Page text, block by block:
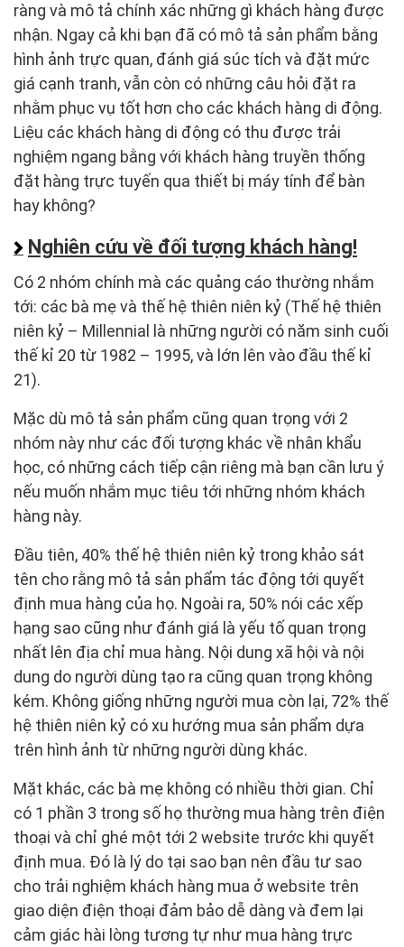
ràng và mô tả chính xác những gì khách hàng được
nhận. Ngay cả khi bạn đã có mô tả sản phẩm bằng
hình ảnh trực quan, đánh giá súc tích và đặt mức
giá cạnh tranh, vẫn còn có những câu hỏi đặt ra
nhằm phục vụ tốt hơn cho các khách hàng di động.
Liệu các khách hàng di động có thu được trải
nghiệm ngang bằng với khách hàng truyền thống
đặt hàng trực tuyến qua thiết bị máy tính để bàn
hay không?
Nghiên cứu về đối tượng khách hàng!
Có 2 nhóm chính mà các quảng cáo thường nhắm
tới: các bà mẹ và thế hệ thiên niên kỷ (Thế hệ thiên
niên kỷ – Millennial là những người có năm sinh cuối
thế kỉ 20 từ 1982 – 1995, và lớn lên vào đầu thế kỉ
21).
Mặc dù mô tả sản phẩm cũng quan trọng với 2
nhóm này như các đối tượng khác về nhân khẩu
học, có những cách tiếp cận riêng mà bạn cần lưu ý
nếu muốn nhắm mục tiêu tới những nhóm khách
hàng này.
Đầu tiên, 40% thế hệ thiên niên kỷ trong khảo sát
tên cho rằng mô tả sản phẩm tác động tới quyết
định mua hàng của họ. Ngoài ra, 50% nói các xếp
hạng sao cũng như đánh giá là yếu tố quan trọng
nhất lên địa chỉ mua hàng. Nội dung xã hội và nội
dung do người dùng tạo ra cũng quan trọng không
kém. Không giống những người mua còn lại, 72% thế
hệ thiên niên kỷ có xu hướng mua sản phẩm dựa
trên hình ảnh từ những người dùng khác.
Mặt khác, các bà mẹ không có nhiều thời gian. Chỉ
có 1 phần 3 trong số họ thường mua hàng trên điện
thoại và chỉ ghé một tới 2 website trước khi quyết
định mua. Đó là lý do tại sao bạn nên đầu tư sao
cho trải nghiệm khách hàng mua ở website trên
giao diện điện thoại đảm bảo dễ dàng và đem lại
cảm giác hài lòng tương tự như mua hàng trực